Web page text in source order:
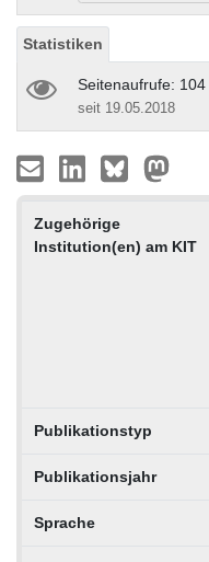
Statistiken
Seitenaufrufe: 104
seit 19.05.2018
Zugehörige
Institution(en) am KIT
Publikationstyp
Publikationsjahr
Sprache